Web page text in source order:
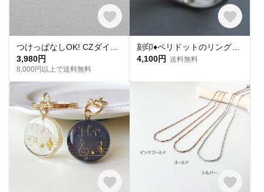
3,980円
8,000円以上で送料無料
4,100円 送料無料